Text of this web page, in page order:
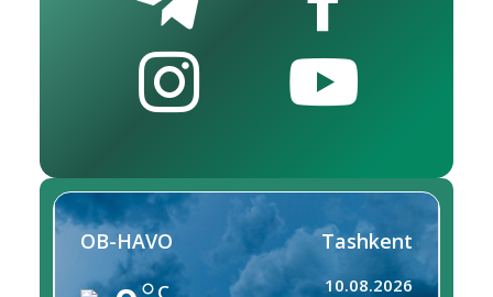
OB-HAVO Tashkent
10.08.2026